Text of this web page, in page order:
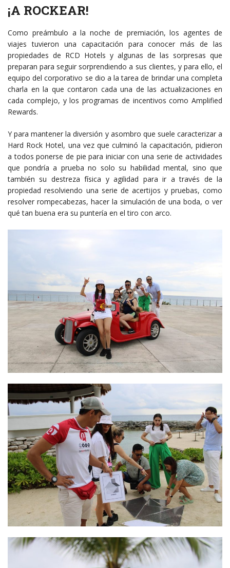
¡A ROCKEAR!
Como preámbulo a la noche de premiación, los agentes de
viajes tuvieron una capacitación para conocer más de las
propiedades de RCD Hotels y algunas de las sorpresas que
preparan para seguir sorprendiendo a sus clientes, y para ello, el
equipo del corporativo se dio a la tarea de brindar una completa
charla en la que contaron cada una de las actualizaciones en
cada complejo, y los programas de incentivos como Amplified
Rewards.
Y para mantener la diversión y asombro que suele caracterizar a
Hard Rock Hotel, una vez que culminó la capacitación, pidieron
a todos ponerse de pie para iniciar con una serie de actividades
que pondría a prueba no solo su habilidad mental, sino que
también su destreza física y agilidad para ir a través de la
propiedad resolviendo una serie de acertijos y pruebas, como
resolver rompecabezas, hacer la simulación de una boda, o ver
qué tan buena era su puntería en el tiro con arco.